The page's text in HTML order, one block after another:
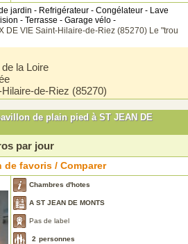
jardin - Refrigérateur - Congélateur - Lave
- Terrasse - Garage vélo -
DE VIE Saint-Hilaire-de-Riez (85270) Le "trou
la Loire
de-Riez (85270)
de plain pied à ST JEAN DE
par jour
favoris / Comparer
Chambres d'hotes
A ST JEAN DE MONTS
Pas de label
2 personnes